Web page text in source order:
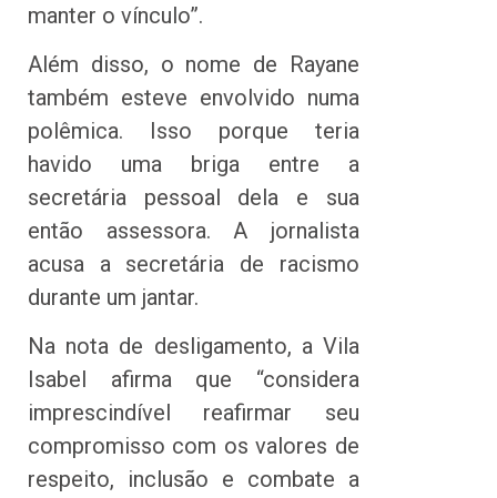
manter o vínculo”.
Além disso, o nome de Rayane
também esteve envolvido numa
polêmica. Isso porque teria
havido uma briga entre a
secretária pessoal dela e sua
então assessora. A jornalista
acusa a secretária de racismo
durante um jantar.
Na nota de desligamento, a Vila
Isabel afirma que “considera
imprescindível reafirmar seu
compromisso com os valores de
respeito, inclusão e combate a